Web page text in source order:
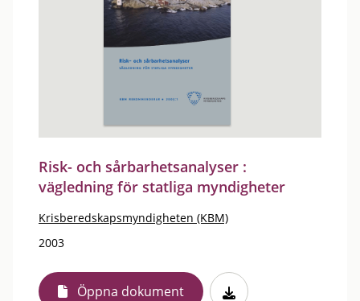
Risk- och sårbarhetsanalyser :
vägledning för statliga myndigheter
Krisberedskapsmyndigheten (KBM)
2003
Öppna dokument